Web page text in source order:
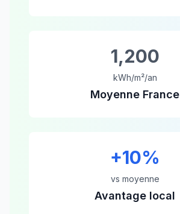
1,200
kWh/m²/an
Moyenne France
+10%
vs moyenne
Avantage local